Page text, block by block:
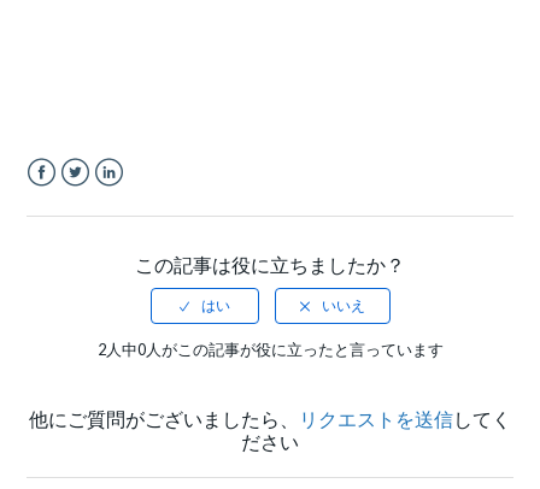
この記事は役に立ちましたか？
2人中0人がこの記事が役に立ったと言っています
他にご質問がございましたら、 リクエストを送信してく
ださい